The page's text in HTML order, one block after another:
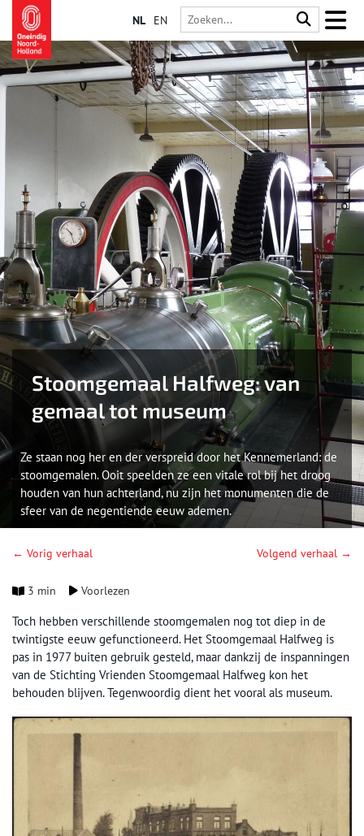
NL EN
Stoomgemaal Halfweg: van
gemaal tot museum
Ze staan nog her en der verspreid door het Kennemerland: de
stoomgemalen. Ooit speelden ze een vitale rol bij het droog
houden van hun achterland, nu zijn het monumenten die de
sfeer van de negentiende eeuw ademen.
← Vorig verhaal Volgend verhaal →
3 min Voorlezen
Toch hebben verschillende stoomgemalen nog tot diep in de
twintigste eeuw gefunctioneerd. Het Stoomgemaal Halfweg is
pas in 1977 buiten gebruik gesteld, maar dankzij de inspanningen
van de Stichting Vrienden Stoomgemaal Halfweg kon het
behouden blijven. Tegenwoordig dient het vooral als museum.